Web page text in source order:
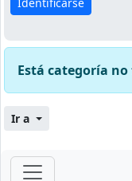
Está categoría
Ir a